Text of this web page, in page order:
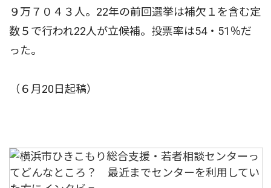
９万７０４３人。22年の前回選挙は補欠１を含む定
数５で行われ22人が立候補。投票率は54・51％だ
った。
（６月20日起稿）